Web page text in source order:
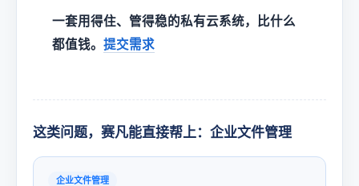
一套用得住、管得稳的私有云系统，比什么
都值钱。 提交需求
这类问题，赛凡能直接帮上：企业文件管理
企业文件管理